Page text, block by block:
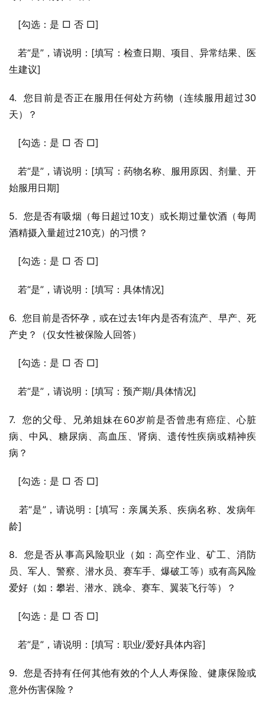
   [勾选：是 □ 否 □]
   若“是”，请说明：[填写：检查日期、项目、异常结果、医
生建议]
4.  您目前是否正在服用任何处方药物（连续服用超过30
天）？
   [勾选：是 □ 否 □]
   若“是”，请说明：[填写：药物名称、服用原因、剂量、开
始服用日期]
5.  您是否有吸烟（每日超过10支）或长期过量饮酒（每周
酒精摄入量超过210克）的习惯？
   [勾选：是 □ 否 □]
   若“是”，请说明：[填写：具体情况]
6.  您目前是否怀孕，或在过去1年内是否有流产、早产、死
产史？（仅女性被保险人回答）
   [勾选：是 □ 否 □]
   若“是”，请说明：[填写：预产期/具体情况]
7.  您的父母、兄弟姐妹在60岁前是否曾患有癌症、心脏
病、中风、糖尿病、高血压、肾病、遗传性疾病或精神疾
病？
   [勾选：是 □ 否 □]
龄]
8.  您是否从事高风险职业（如：高空作业、矿工、消防
员、军人、警察、潜水员、赛车手、爆破工等）或有高风险
爱好（如：攀岩、潜水、跳伞、赛车、翼装飞行等）？
   [勾选：是 □ 否 □]
   若“是”，请说明：[填写：职业/爱好具体内容]
9.  您是否持有任何其他有效的个人人寿保险、健康保险或
意外伤害保险？